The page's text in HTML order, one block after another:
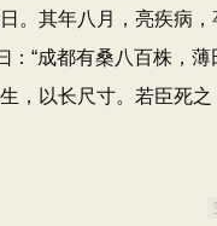
。其年八月，亮疾病，
“成都有桑八百株，薄
，以长尺寸。若臣死之